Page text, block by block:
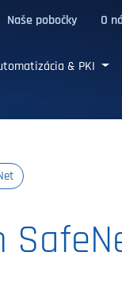
Naše pobočky O
& PKI